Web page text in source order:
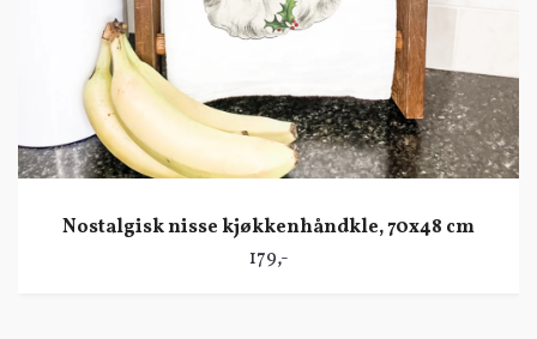
Nostalgisk nisse kjøkkenhåndkle, 70x48 cm
179,-